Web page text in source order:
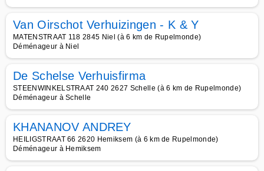
Van Oirschot Verhuizingen - K & Y
MATENSTRAAT 118 2845 Niel (à 6 km de Rupelmonde)
Déménageur à Niel
De Schelse Verhuisfirma
STEENWINKELSTRAAT 240 2627 Schelle (à 6 km de Rupelmonde)
Déménageur à Schelle
KHANANOV ANDREY
HEILIGSTRAAT 66 2620 Hemiksem (à 6 km de Rupelmonde)
Déménageur à Hemiksem